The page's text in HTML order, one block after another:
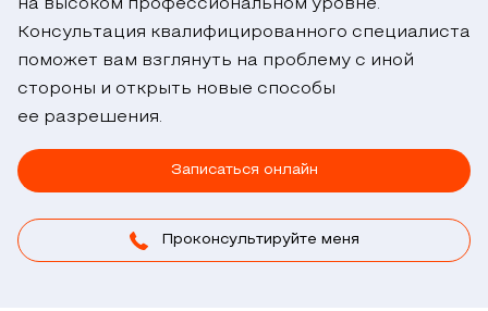
на высоком профессиональном уровне.
Консультация квалифицированного специалиста
поможет вам взглянуть на проблему с иной
стороны и открыть новые способы
ее разрешения.
Записаться онлайн
Проконсультируйте меня